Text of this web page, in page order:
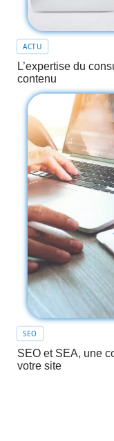
ACTU
L’expertise du
contenu
SEO
SEO et SEA, une
votre site